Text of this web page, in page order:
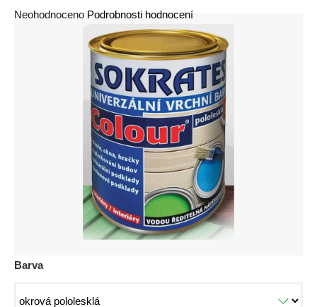
Barva
Průměrné
Neohodnoceno Podrobnosti hodnocení